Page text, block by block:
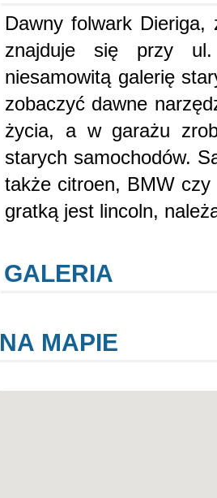
Dawny folwark Dieriga,
znajduje się przy ul.
niesamowitą galerię
zobaczyć dawne
życia, a w garażu
starych samochodów.
także citroen, BMW
gratką jest lincoln,
GALERIA
NA MAPIE